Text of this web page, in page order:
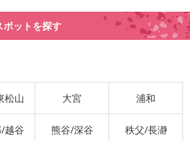
ポットを探す
松山 大宮 浦和
越谷 熊谷/深谷 秩父/長瀞